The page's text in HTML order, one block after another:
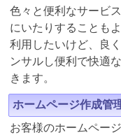
色々と便利なサービ
にいたりすることも
利用したいけど、良
ンサルし便利で快適
きます。
ホームページ作成管
お客様のホームペー